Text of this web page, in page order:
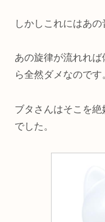
しかしこれにはあの
あの旋律が流れれ
ら全然ダメなのです
ブタさんはそこを
でした。